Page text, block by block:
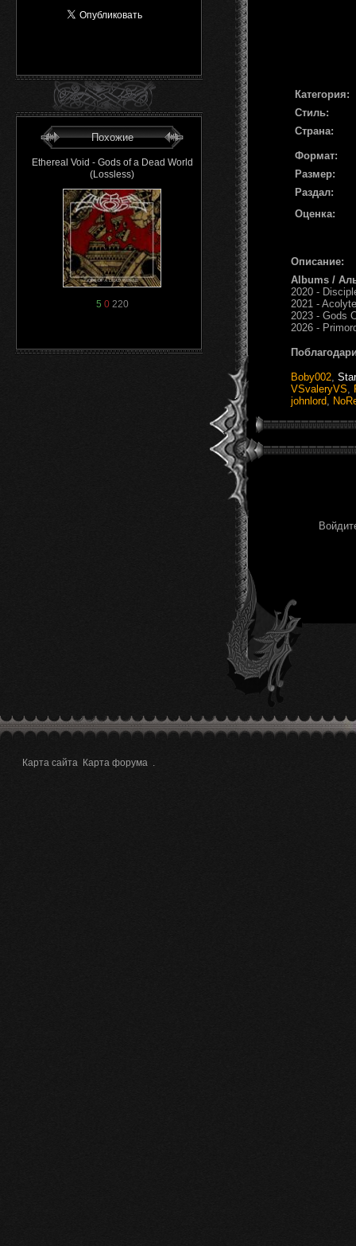
Похожие
Ethereal Void - Gods of a Dead World
(Lossless)
5 0220
Категория:
Стиль:
Страна:
Формат:
Размер:
Раздал:
Оценка:
Описание:
Albums /
2020 -
2021 -
2023 - Gods
2026 -
Boby002
VSvaleryVS
johnlord
Карта сайта Карта форума